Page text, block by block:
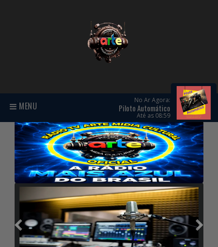
MENU
No Ar Agora:
Piloto Automático
Até as 08:59
Previous Next